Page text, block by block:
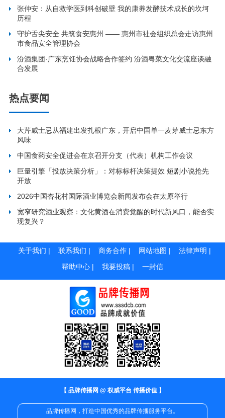
张仲安：从自救学医到科创破壁 我的康养发酵技术成长的坎坷
历程
守护舌尖安全 共筑食安惠州 —— 惠州市社会组织总会走访惠州
市食品安全管理协会
汾酒集团·广东烹饪协会战略合作签约 汾酒粤菜文化交流座谈融
合发展
热点要闻
大芹威士忌从福建出发扎根广东，开启中国单一麦芽威士忌东方
风味
中国食药安全促进会在京召开分支（代表）机构工作会议
巨量引擎「投放决策分析」：对标标杆决策提效 短剧小说抢先
开放
2026中国杏花村国际酒业博览会新闻发布会在太原举行
宽窄研究酒业观察：文化黄酒在消费觉醒的时代新风口，能否实
现复兴？
关于我们 | 联系我们 | 商务合作 | 网站地图 | 法律声明 |
帮助中心 | 我要投稿 | 一封信
【 品牌传播网 @ 权威平台 传播价值 】
品牌传播网，打造中国优秀的品牌传播服务平台。